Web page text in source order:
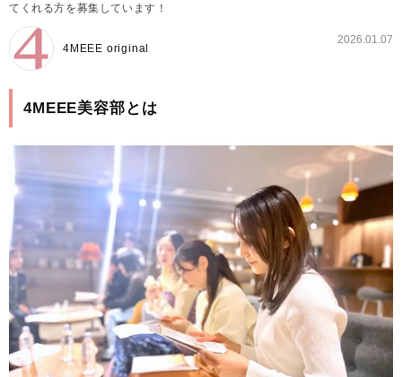
てくれる方を募集しています！
4MEEE original
2026.01.07
4MEEE美容部とは